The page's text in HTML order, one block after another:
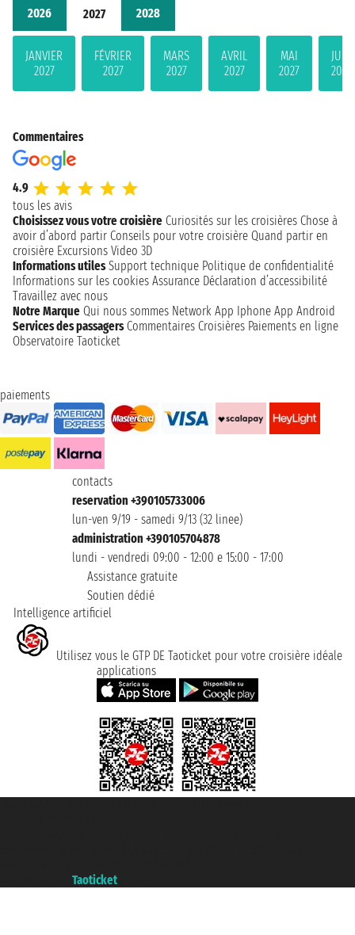
2026 2027 2028
JANVIER
2027
FÉVRIER
2027
MARS
2027
AVRIL
2027
MAI
2027
JUIN
2027
Commentaires
4.9
tous les avis
Choisissez vous votre croisière Curiosités sur les croisières Chose à
avoir d’abord partir Conseils pour votre croisière Quand partir en
croisière Excursions Video 3D
Informations utiles Support technique Politique de confidentialité
Informations sur les cookies Assurance Déclaration d’accessibilité
Travaillez avec nous
Notre Marque Qui nous sommes Network App Iphone App Android
Services des passagers Commentaires Croisières Paiements en ligne
Observatoire Taoticket
paiements
contacts
reservation +390105733006
lun-ven 9/19 - samedi 9/13 (32 linee)
administration +390105704878
lundi - vendredi 09:00 - 12:00 e 15:00 - 17:00
Assistance gratuite
Soutien dédié
Intelligence artificiel
Utilisez vous le GTP DE Taoticket pour votre croisière idéale
applications
Taoticket